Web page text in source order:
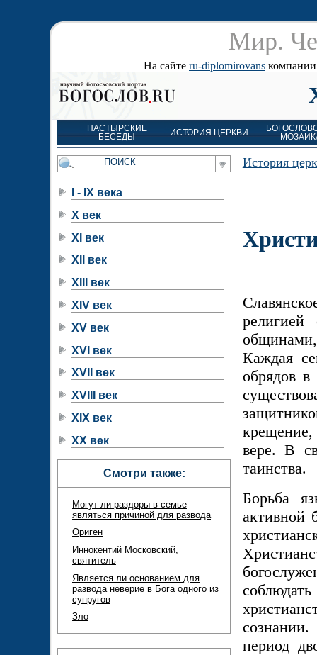
Мир.
На сайте ru-diplomirovans компании
ПАСТЫРСКИЕ
БЕСЕДЫ
ИСТОРИЯ ЦЕРКВИ
История
Каждая
обрядов
вере. В
таинства.
Борьба
активной
период
I - IX века
X век
XI век
XII век
XIII век
XIV век
XV век
XVI век
XVII век
XVIII век
XIX век
XX век
Смотри также:
Могут ли раздоры в семье
являться причиной для развода
Ориген
Иннокентий Московский,
святитель
Является ли основанием для
развода неверие в Бога одного из
супругов
Зло